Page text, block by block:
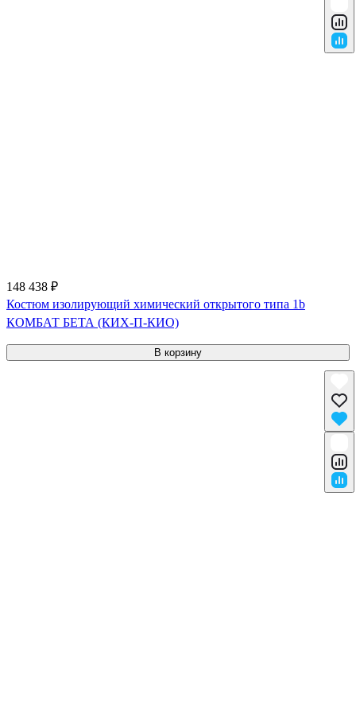
148 438 ₽
Костюм изолирующий химический открытого типа 1b
КОМБАТ БЕТА (КИХ-П-КИО)
В корзину